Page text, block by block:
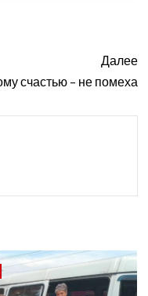
Далее
счастью – не помеха